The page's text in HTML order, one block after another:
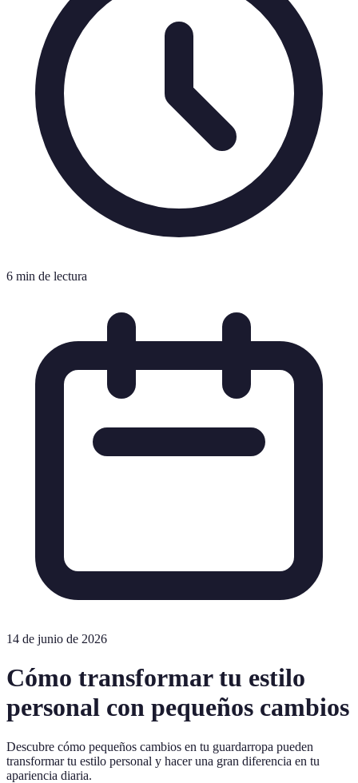
6 min de lectura
14 de junio de 2026
Cómo transformar tu estilo
personal con pequeños cambios
Descubre cómo pequeños cambios en tu guardarropa pueden
transformar tu estilo personal y hacer una gran diferencia en tu
apariencia diaria.